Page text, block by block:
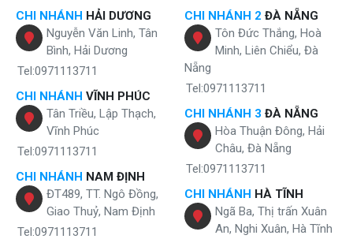
CHI NHÁNH HẢI DƯƠNG
Nguyễn Văn Linh, Tân
Bình, Hải Dương
Tel:0971113711
CHI NHÁNH VĨNH PHÚC
Tân Triều, Lập Thạch,
Vĩnh Phúc
Tel:0971113711
CHI NHÁNH NAM ĐỊNH
ĐT489, TT. Ngô Đồng,
Giao Thuỷ, Nam Định
Tel:0971113711
CHI NHÁNH 2 ĐÀ NẴNG
Tôn Đức Thắng, Hoà
Minh, Liên Chiểu, Đà
Nẵng
Tel:0971113711
CHI NHÁNH 3 ĐÀ NẴNG
Hòa Thuận Đông, Hải
Châu, Đà Nẵng
Tel:0971113711
CHI NHÁNH HÀ TĨNH
Ngã Ba, Thị trấn Xuân
An, Nghi Xuân, Hà Tĩnh